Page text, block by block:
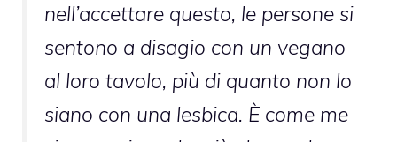
nell’accettare questo, le persone si
sentono a disagio con un vegano
al loro tavolo, più di quanto non lo
siano con una lesbica. È come me